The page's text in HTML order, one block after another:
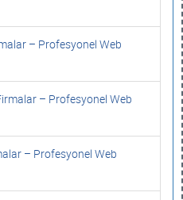
– Profesyonel Web
– Profesyonel Web
– Profesyonel Web